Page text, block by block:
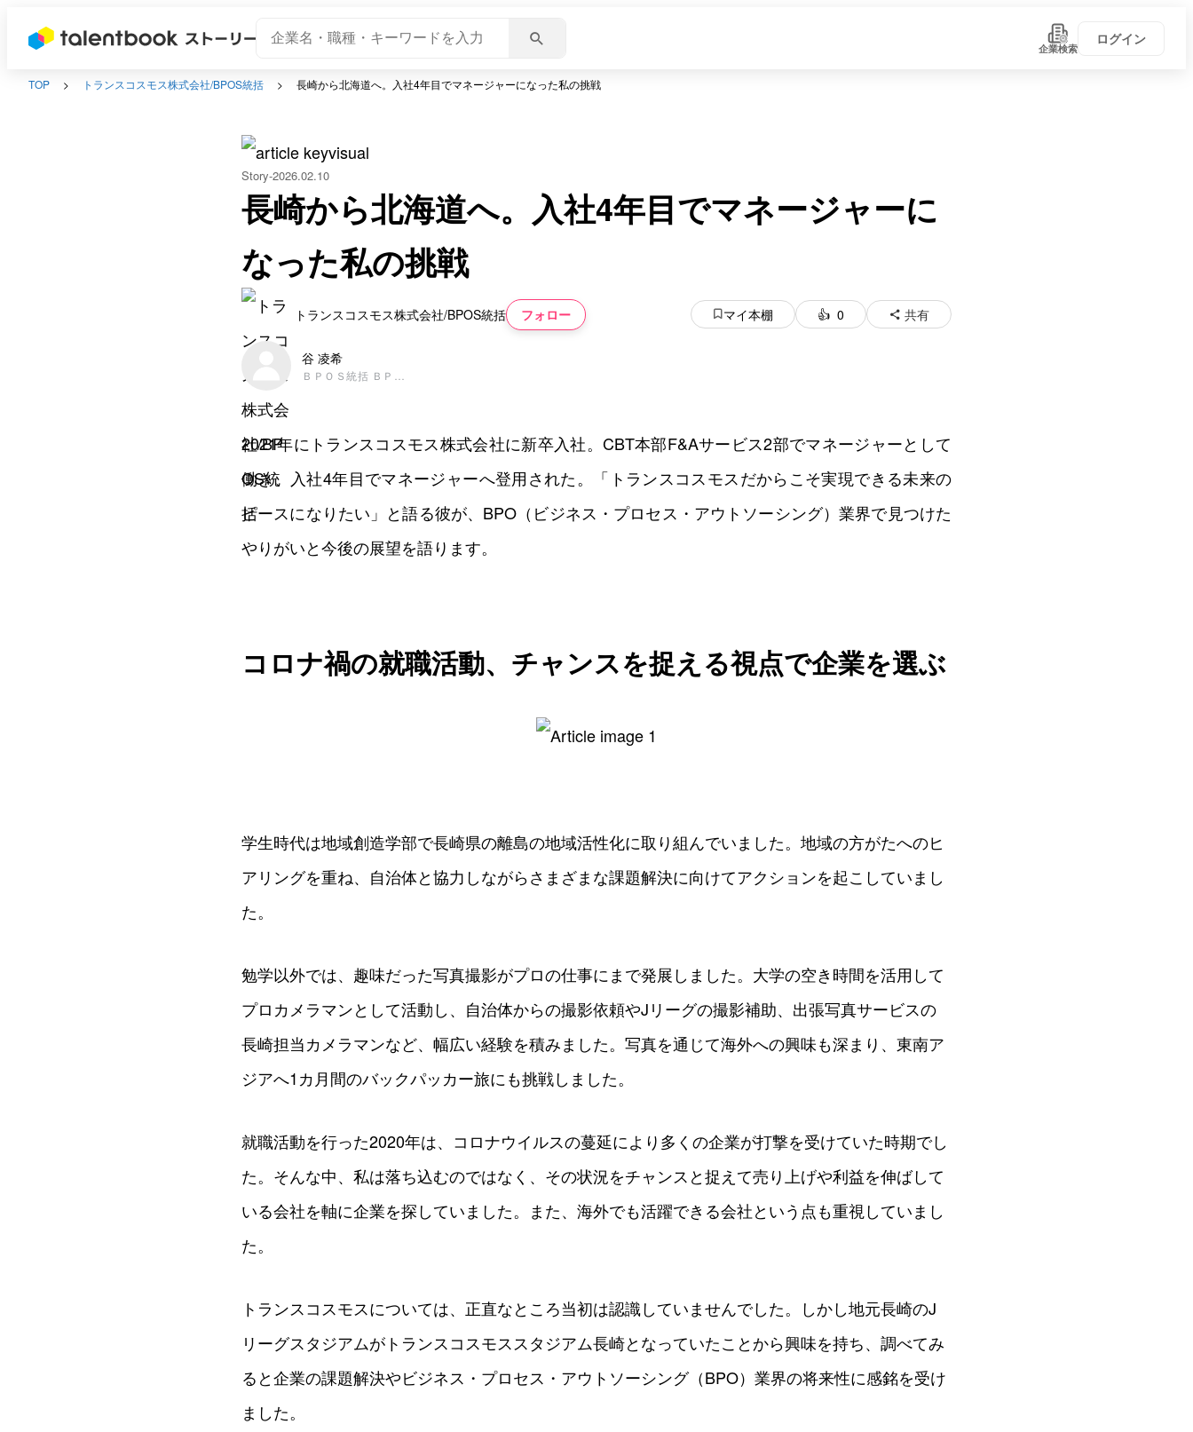
企業検索
ログイン
TOP トランスコスモス株式会社/BPOS統括 長崎から北海道へ。入社4年目でマネージャーになった私の挑戦
Story 2026.02.10
長崎から北海道へ。入社4年目でマネージャーに
なった私の挑戦
トランスコスモス株式会社/BPOS統括 フォロー マイ本棚 0 共有
谷 凌希
ＢＰＯＳ統括 ＢＰＩ
2021年にトランスコスモス株式会社に新卒入社。CBT本部F&Aサービス2部でマネージャーとして
働き、入社4年目でマネージャーへ登用された。「トランスコスモスだからこそ実現できる未来の
ピースになりたい」と語る彼が、BPO（ビジネス・プロセス・アウトソーシング）業界で見つけた
やりがいと今後の展望を語ります。
コロナ禍の就職活動、チャンスを捉える視点で企業を選ぶ
学生時代は地域創造学部で長崎県の離島の地域活性化に取り組んでいました。地域の方がたへのヒ
アリングを重ね、自治体と協力しながらさまざまな課題解決に向けてアクションを起こしていまし
た。
勉学以外では、趣味だった写真撮影がプロの仕事にまで発展しました。大学の空き時間を活用して
プロカメラマンとして活動し、自治体からの撮影依頼やJリーグの撮影補助、出張写真サービスの
長崎担当カメラマンなど、幅広い経験を積みました。写真を通じて海外への興味も深まり、東南ア
ジアへ1カ月間のバックパッカー旅にも挑戦しました。
就職活動を行った2020年は、コロナウイルスの蔓延により多くの企業が打撃を受けていた時期でし
た。そんな中、私は落ち込むのではなく、その状況をチャンスと捉えて売り上げや利益を伸ばして
いる会社を軸に企業を探していました。また、海外でも活躍できる会社という点も重視していまし
た。
トランスコスモスについては、正直なところ当初は認識していませんでした。しかし地元長崎のJ
リーグスタジアムがトランスコスモススタジアム長崎となっていたことから興味を持ち、調べてみ
ると企業の課題解決やビジネス・プロセス・アウトソーシング（BPO）業界の将来性に感銘を受け
ました。